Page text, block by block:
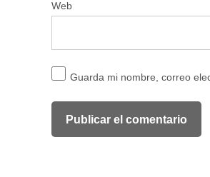
Web
Guarda mi nombre, correo